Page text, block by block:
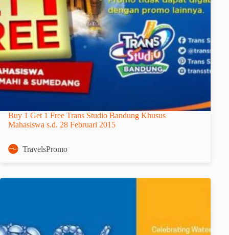
Buy 1 Get 1 Free Trans Studio Bandung Khusus
Mahasiswa s.d. 28 Februari 2015
TravelsPromo